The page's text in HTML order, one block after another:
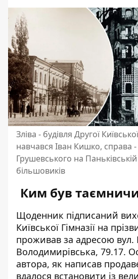
Зліва - будівля Другої
навчався Іван Кишко, справа
Грушевського на
більшовиків
Ким був
Щоденник підписаний
Київської Гімназії на
проживав за адресою вул.
Володимирівська, 79.17.
автора, як написав
вдалося встановити із